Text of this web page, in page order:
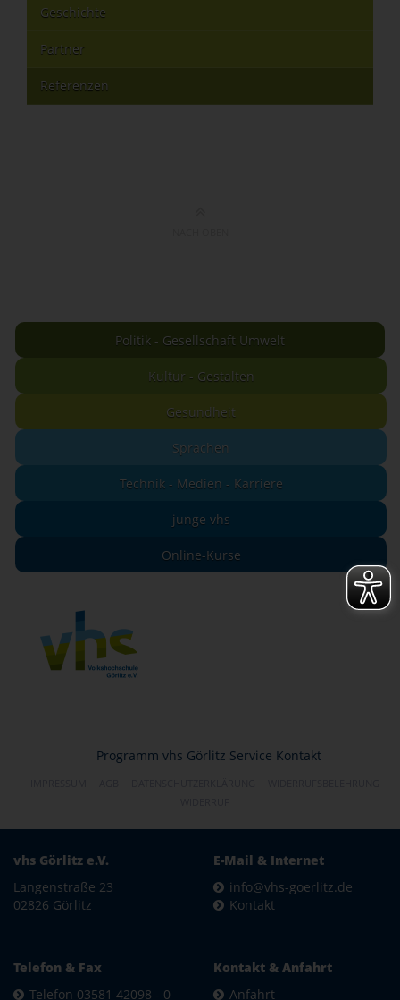
Geschichte
Partner
Referenzen
Politik - Gesellschaft Umwelt
Kultur - Gestalten
Gesundheit
Sprachen
Technik - Medien - Karriere
junge vhs
Online-Kurse
Programm vhs Görlitz Service Kontakt
vhs Görlitz e.V.
Langenstraße 23
02826 Görlitz
E-Mail & Internet
info@vhs-goerlitz.de
Kontakt
Telefon & Fax
Telefon 03581 42098 - 0
Kontakt & Anfahrt
Anfahrt